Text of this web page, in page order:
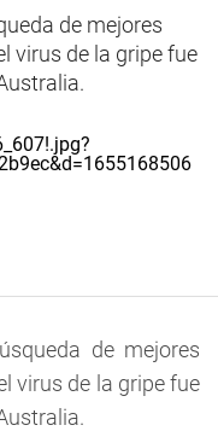
de mejores
virus de la gripe fue
de mejores
virus de la gripe fue